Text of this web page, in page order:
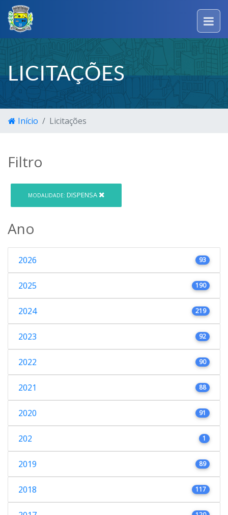
LICITAÇÕES
Início Licitações
Filtro
MODALIDADE: DISPENSA
Ano
2026 93
2025 190
2024 219
2023 92
2022 90
2021 88
2020 91
202 1
2019 89
2018 117